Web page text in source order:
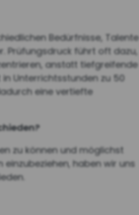
Bedürfnisse, Talente
Prüfungsdruck führt oft dazu,
anstatt tiefgreifende
in Unterrichtsstunden zu 50
eine vertiefte
zu können und möglichst
einzubeziehen, haben wir uns